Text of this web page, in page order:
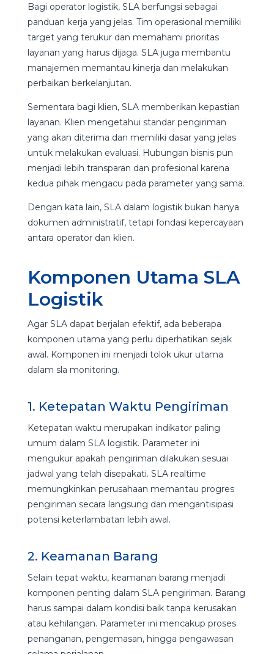
Bagi operator logistik, SLA berfungsi sebagai
panduan kerja yang jelas. Tim operasional memiliki
target yang terukur dan memahami prioritas
layanan yang harus dijaga. SLA juga membantu
manajemen memantau kinerja dan melakukan
perbaikan berkelanjutan.
Sementara bagi klien, SLA memberikan kepastian
layanan. Klien mengetahui standar pengiriman
yang akan diterima dan memiliki dasar yang jelas
untuk melakukan evaluasi. Hubungan bisnis pun
menjadi lebih transparan dan profesional karena
kedua pihak mengacu pada parameter yang sama.
Dengan kata lain, SLA dalam logistik bukan hanya
dokumen administratif, tetapi fondasi kepercayaan
antara operator dan klien.
Komponen Utama SLA
Logistik
Agar SLA dapat berjalan efektif, ada beberapa
komponen utama yang perlu diperhatikan sejak
awal. Komponen ini menjadi tolok ukur utama
dalam sla monitoring.
1. Ketepatan Waktu Pengiriman
Ketepatan waktu merupakan indikator paling
umum dalam SLA logistik. Parameter ini
mengukur apakah pengiriman dilakukan sesuai
jadwal yang telah disepakati. SLA realtime
memungkinkan perusahaan memantau progres
pengiriman secara langsung dan mengantisipasi
potensi keterlambatan lebih awal.
2. Keamanan Barang
Selain tepat waktu, keamanan barang menjadi
komponen penting dalam SLA pengiriman. Barang
harus sampai dalam kondisi baik tanpa kerusakan
atau kehilangan. Parameter ini mencakup proses
penanganan, pengemasan, hingga pengawasan